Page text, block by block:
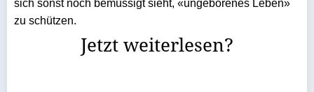
sich sonst noch bemüssigt sieht, «ungeborenes Leben»
zu schützen.
Jetzt weiterlesen?